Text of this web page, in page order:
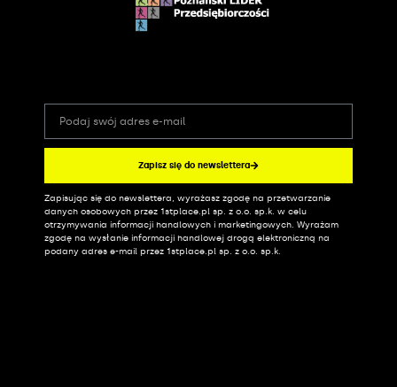
Zapisz się do newslettera
Alternative:
Zapisując się do newslettera, wyrażasz zgodę na przetwarzanie
danych osobowych przez 1stplace.pl sp. z o.o. sp.k. w celu
otrzymywania informacji handlowych i marketingowych. Wyrażam
zgodę na wysłanie informacji handlowej drogą elektroniczną na
podany adres e-mail przez 1stplace.pl sp. z o.o. sp.k.